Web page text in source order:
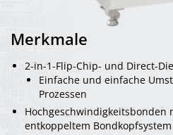
Merkmale
2-in-1-Flip-Chip- und Direct-
Einfache und einfache
Prozessen
entkoppeltem Bondkopfsystem